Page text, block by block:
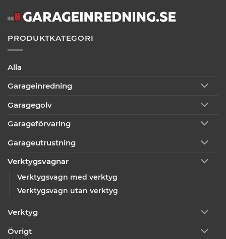
PRODUKTKATEGORI
Alla
Garageinredning
Garagegolv
Garageförvaring
Garageutrustning
Verktygsvagnar
Verktygsvagn med verktyg
Verktygsvagn utan verktyg
Verktyg
Övrigt